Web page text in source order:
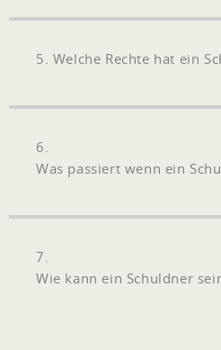
5. Welche Rechte hat ein
6.
Was passiert wenn ein
7.
Wie kann ein Schuldner